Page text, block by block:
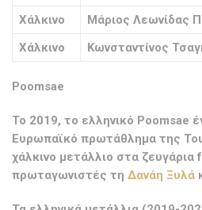
Χάλκινο
Μάριος Λεωνίδας
Χάλκινο
Κωνσταντίνος
Poomsae
Το 2019, το ελληνικό Poomsae
Ευρωπαϊκό πρωτάθλημα της
χάλκινο μετάλλιο στα
πρωταγωνιστές τη Δανάη Ξυλά